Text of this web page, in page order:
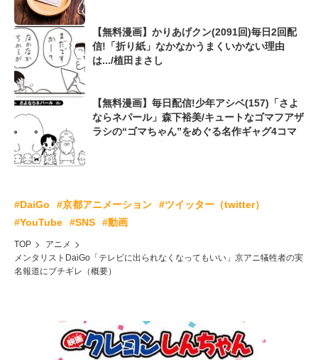
【無料漫画】かりあげクン(2091回)毎日2回配
信!「折り紙」なかなかうまくいかない理由
は.../植田まさし
【無料漫画】毎日配信!少年アシベ(157)「さよ
ならネパール」森下裕美/キュートなゴマフアザ
ラシの“ゴマちゃん”をめぐる名作ギャグ4コマ
#DaiGo #京都アニメーション
#ツイッター（twitter）
#YouTube
#SNS #動画
TOP
アニメ
メンタリストDaiGo「テレビに出られなくなってもいい」京アニ犠牲者の実
名報道にブチギレ（概要）